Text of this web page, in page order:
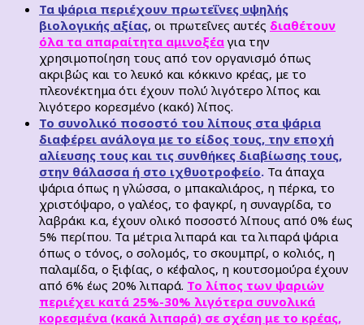
Τα ψάρια περιέχουν πρωτεΐνες υψηλής
βιολογικής αξίας, οι πρωτεΐνες αυτές διαθέτουν
όλα τα απαραίτητα αμινοξέα για την
χρησιμοποίηση τους από τον οργανισμό όπως
ακριβώς και το λευκό και κόκκινο κρέας, με το
πλεονέκτημα ότι έχουν πολύ λιγότερο λίπος και
λιγότερο κορεσμένο (κακό) λίπος.
Το συνολικό ποσοστό του λίπους στα ψάρια
διαφέρει ανάλογα με το είδος τους, την εποχή
αλίευσης τους και τις συνθήκες διαβίωσης τους,
στην θάλασσα ή στο ιχθυοτροφείο. Τα άπαχα
ψάρια όπως η γλώσσα, ο μπακαλιάρος, η πέρκα, το
χριστόψαρο, ο γαλέος, το φαγκρί, η συναγρίδα, το
λαβράκι κ.α, έχουν ολικό ποσοστό λίπους από 0% έως
5% περίπου. Τα μέτρια λιπαρά και τα λιπαρά ψάρια
όπως ο τόνος, ο σολομός, το σκουμπρί, ο κολιός, η
παλαμίδα, ο ξιφίας, ο κέφαλος, η κουτσομούρα έχουν
από 6% έως 20% λιπαρά. Το λίπος των ψαριών
περιέχει κατά 25%-30% λιγότερα συνολικά
κορεσμένα (κακά λιπαρά) σε σχέση με το κρέας,